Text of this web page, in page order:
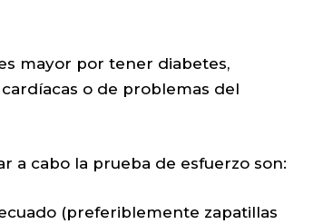
mayor por tener diabetes,
o de problemas del
a cabo la prueba de esfuerzo son:
(preferiblemente zapatillas